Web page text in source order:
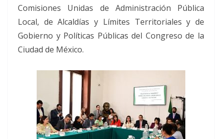
Comisiones Unidas de Administración Pública
Local, de Alcaldías y Límites Territoriales y de
Gobierno y Políticas Públicas del Congreso de la
Ciudad de México.